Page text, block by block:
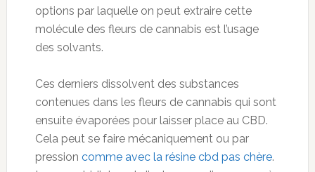
options par laquelle on peut extraire cette
molécule des fleurs de cannabis est l’usage
des solvants.
Ces derniers dissolvent des substances
contenues dans les fleurs de cannabis qui sont
ensuite évaporées pour laisser place au CBD.
Cela peut se faire mécaniquement ou par
pression comme avec la résine cbd pas chère.